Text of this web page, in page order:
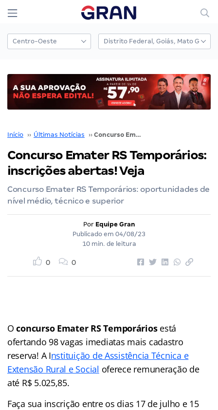
Início ›› Últimas Notícias ›› Concurso Emater RS Temporários: inscrições abertas! Veja
Concurso Emater RS Temporários:
inscrições abertas! Veja
Concurso Emater RS Temporários: oportunidades de
nível médio, técnico e superior
Por Equipe Gran
Publicado em 04/08/23
10 min. de leitura
0 0
Oconcurso Emater RS Temporáriosestá
ofertando 98 vagas imediatas mais cadastro
reserva! A Instituição de Assistência Técnica e
Extensão Rural e Social oferece remuneração de
até R$ 5.025,85.
Faça sua inscrição entre os dias 17 de julho e 15